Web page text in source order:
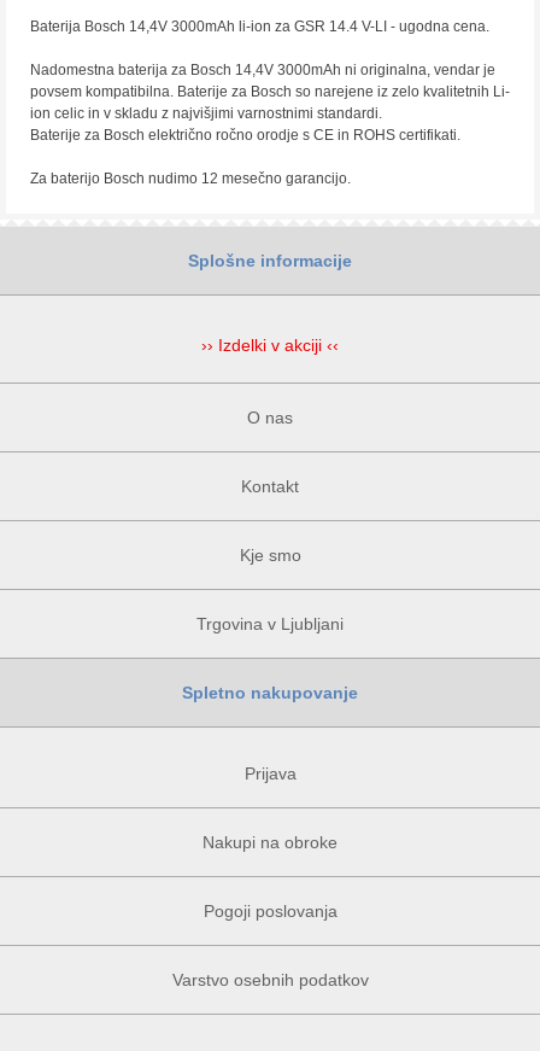
Baterija Bosch 14,4V 3000mAh li-ion za GSR 14.4 V-LI - ugodna cena.
Nadomestna baterija za Bosch 14,4V 3000mAh ni originalna, vendar je
povsem kompatibilna. Baterije za Bosch so narejene iz zelo kvalitetnih Li-
ion celic in v skladu z najvišjimi varnostnimi standardi.
Baterije za Bosch električno ročno orodje s CE in ROHS certifikati.
Za baterijo Bosch nudimo 12 mesečno garancijo.
Splošne informacije
›› Izdelki v akciji ‹‹
O nas
Kontakt
Kje smo
Trgovina v Ljubljani
Spletno nakupovanje
Prijava
Nakupi na obroke
Pogoji poslovanja
Varstvo osebnih podatkov